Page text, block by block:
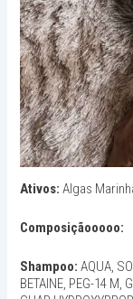
Ativos: Algas
Composiçãooooo:
Shampoo: AQUA,
BETAINE, PEG-14 M,